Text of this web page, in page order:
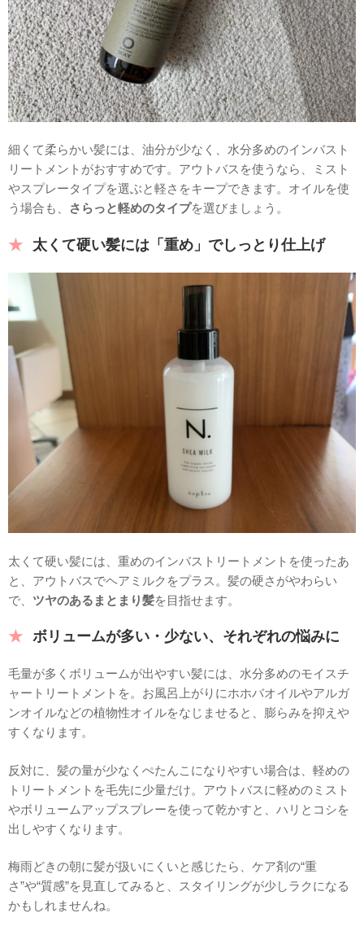
細くて柔らかい髪には、油分が少なく、水分多めのインバスト
リートメントがおすすめです。アウトバスを使うなら、ミスト
やスプレータイプを選ぶと軽さをキープできます。オイルを使
う場合も、
さらっと軽めのタイプを選びましょう。
太くて硬い髪には「重め」でしっとり仕上げ
太くて硬い髪には、重めのインバストリートメントを使ったあ
と、アウトバスでヘアミルクをプラス。髪の硬さがやわらい
で、 ツヤのあるまとまり髪を目指せます。
ボリュームが多い・少ない、それぞれの悩みに
毛量が多くボリュームが出やすい髪には、水分多めのモイスチ
ャートリートメントを。お風呂上がりにホホバオイルやアルガ
ンオイルなどの植物性オイルをなじませると、膨らみを抑えや
すくなります。
反対に、髪の量が少なくぺたんこになりやすい場合は、軽めの
トリートメントを毛先に少量だけ。アウトバスに軽めのミスト
やボリュームアップスプレーを使って乾かすと、ハリとコシを
出しやすくなります。
梅雨どきの朝に髪が扱いにくいと感じたら、ケア剤の“重
さ”や“質感”を見直してみると、スタイリングが少しラクになる
かもしれませんね。